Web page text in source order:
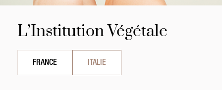
L’Institution Végétale
FRANCE ITALIE